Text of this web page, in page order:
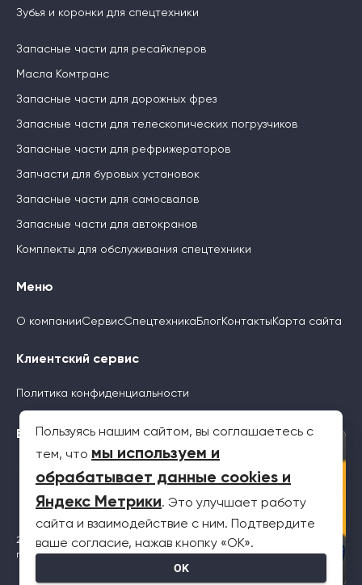
Зубья и коронки для спецтехники
Запасные части для ресайклеров
Масла Комтранс
Запасные части для дорожных фрез
Запасные части для телескопических погрузчиков
Запасные части для рефрижераторов
Запчасти для буровых установок
Запасные части для самосвалов
Запасные части для автокранов
Комплекты для обслуживания спецтехники
Меню
О компанииСервисСпецтехника БлогКонтакты Карта сайта
Клиентский сервис
Политика конфиденциальности
Будьте с нами
2026 © Все права защищены. Информация на сайте не является
публичной офертой
Пользуясь нашим сайтом, вы соглашаетесь с
тем, что мы используем и
обрабатывает данные cookies и
Яндекс Метрики. Это улучшает работу
сайта и взаимодействие с ним. Подтвердите
ваше согласие, нажав кнопку «OK».
OK